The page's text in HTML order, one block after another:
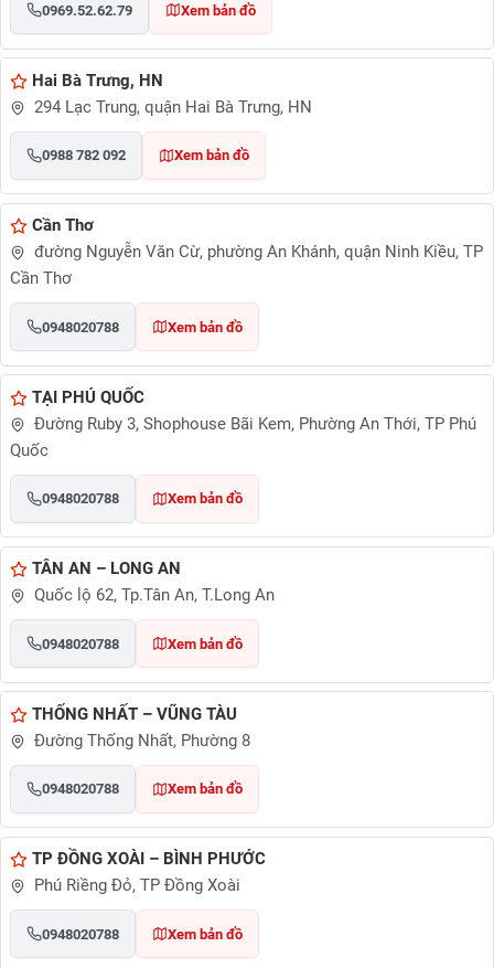
0969.52.62.79 Xem bản đồ
Hai Bà Trưng, HN
294 Lạc Trung, quận Hai Bà Trưng, HN
0988 782 092 Xem bản đồ
Cần Thơ
đường Nguyễn Văn Cừ, phường An Khánh, quận Ninh Kiều, TP
Cần Thơ
0948020788 Xem bản đồ
TẠI PHÚ QUỐC
Đường Ruby 3, Shophouse Bãi Kem, Phường An Thới, TP Phú
Quốc
0948020788 Xem bản đồ
TÂN AN – LONG AN
Quốc lộ 62, Tp.Tân An, T.Long An
0948020788 Xem bản đồ
THỐNG NHẤT – VŨNG TÀU
Đường Thống Nhất, Phường 8
0948020788 Xem bản đồ
TP ĐỒNG XOÀI – BÌNH PHƯỚC
Phú Riềng Đỏ, TP Đồng Xoài
0948020788 Xem bản đồ